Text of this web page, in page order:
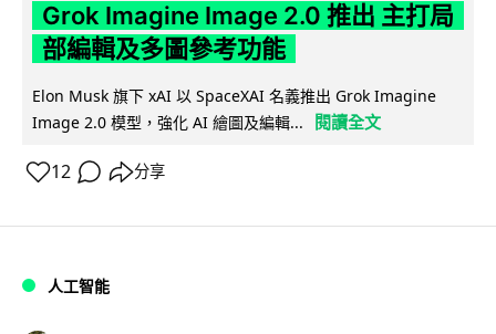
Grok Imagine Image 2.0 推出 主打局
部編輯及多圖參考功能
Elon Musk 旗下 xAI 以 SpaceXAI 名義推出 Grok Imagine
Image 2.0 模型，強化 AI 繪圖及編輯...
閱讀全文
12 分享
人工智能